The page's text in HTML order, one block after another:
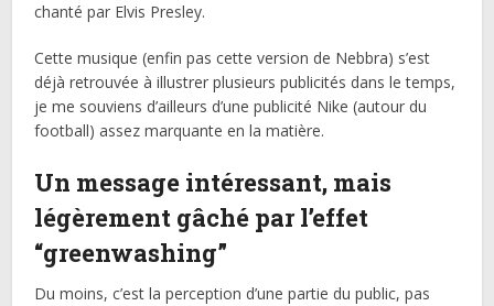
chanté par Elvis Presley.
Cette musique (enfin pas cette version de Nebbra) s’est
déjà retrouvée à illustrer plusieurs publicités dans le temps,
je me souviens d’ailleurs d’une publicité Nike (autour du
football) assez marquante en la matière.
Un message intéressant, mais
légèrement gâché par l’effet
“greenwashing”
Du moins, c’est la perception d’une partie du public, pas